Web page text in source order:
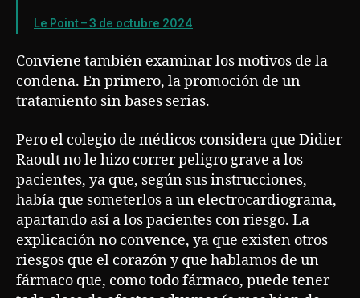
Le Point – 3 de octubre 2024
Conviene también examinar los motivos de la
condena. En primero, la promoción de un
tratamiento sin bases serias.
Pero el colegio de médicos considera que Didier
Raoult no le hizo correr peligro grave a los
pacientes, ya que, según sus instrucciones,
había que someterlos a un electrocardiograma,
apartando así a los pacientes con riesgo. La
explicación no convence, ya que existen otros
riesgos que el corazón y que hablamos de un
fármaco que, como todo fármaco, puede tener